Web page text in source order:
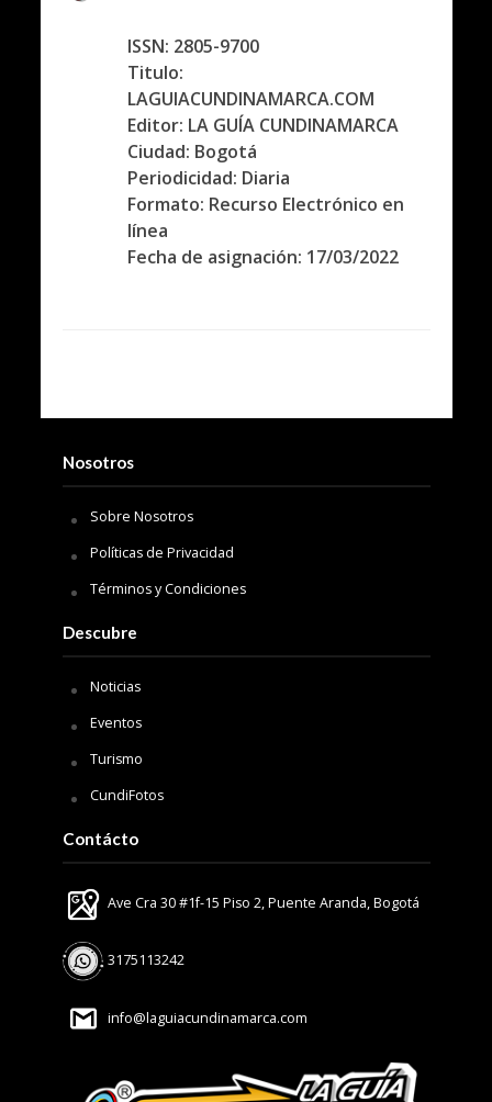
ISSN: 2805-9700
Titulo:
LAGUIACUNDINAMARCA.COM
Editor: LA GUÍA CUNDINAMARCA
Ciudad: Bogotá
Periodicidad: Diaria
Formato: Recurso Electrónico en
línea
Fecha de asignación: 17/03/2022
Nosotros
Sobre Nosotros
Políticas de Privacidad
Términos y Condiciones
Descubre
Noticias
Eventos
Turismo
CundiFotos
Contácto
Ave Cra 30 #1f-15 Piso 2, Puente Aranda, Bogotá
3175113242
info@laguiacundinamarca.com